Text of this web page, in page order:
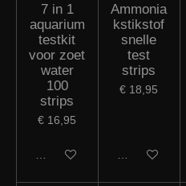
7 in 1
aquarium
testkit
voor zoet
water
100
strips
€ 16,95
In winkelwagen
Ammonia
kstikstof
snelle
test
strips
€ 18,95
In